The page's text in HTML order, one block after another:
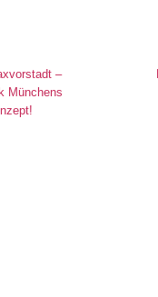
–
Münchens